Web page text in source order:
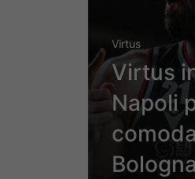
Virtus
Virtus
Napoli
Bologna